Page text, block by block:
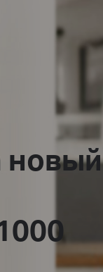
новый